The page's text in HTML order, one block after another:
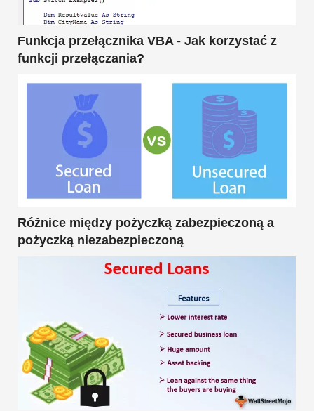
Funkcja przełącznika VBA - Jak korzystać z
funkcji przełączania?
Różnice między pożyczką zabezpieczoną a
pożyczką niezabezpieczoną